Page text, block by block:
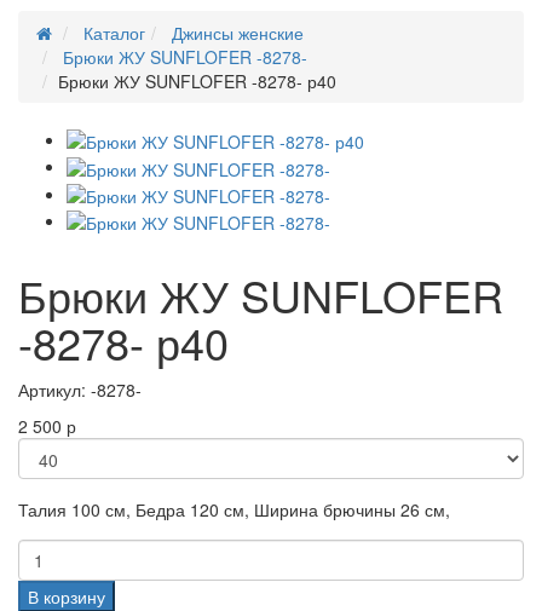
Каталог
Джинсы женские
Брюки ЖУ SUNFLOFER -8278-
Брюки ЖУ SUNFLOFER -8278- р40
Брюки ЖУ SUNFLOFER
-8278- р40
Артикул: -8278-
2 500 р
Талия 100 см, Бедра 120 см, Ширина брючины 26 см,
В корзину